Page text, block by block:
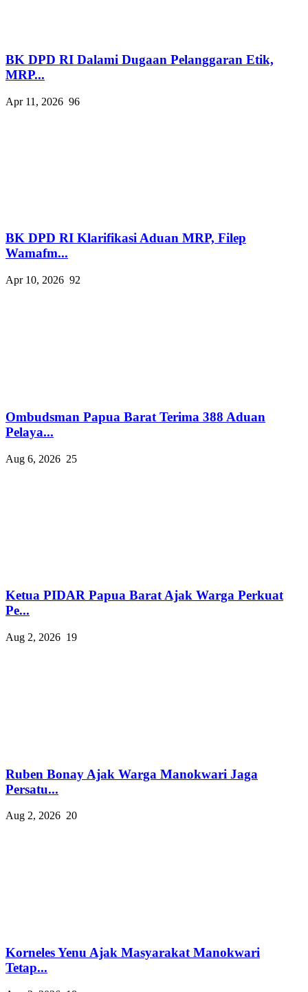
BK DPD RI Dalami Dugaan Pelanggaran Etik,
MRP...
Apr 11, 2026 96
BK DPD RI Klarifikasi Aduan MRP, Filep
Wamafm...
Apr 10, 2026 92
Ombudsman Papua Barat Terima 388 Aduan
Pelaya...
Aug 6, 2026 25
Ketua PIDAR Papua Barat Ajak Warga Perkuat
Pe...
Aug 2, 2026 19
Ruben Bonay Ajak Warga Manokwari Jaga
Persatu...
Aug 2, 2026 20
Korneles Yenu Ajak Masyarakat Manokwari
Tetap...